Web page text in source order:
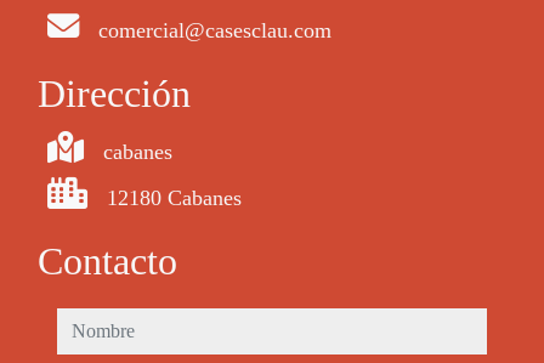
comercial@casesclau.com
Dirección
cabanes
12180 Cabanes
Contacto
nombre